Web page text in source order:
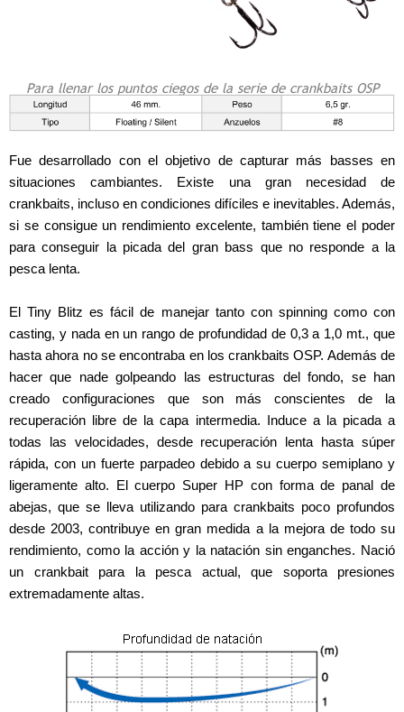
Para llenar los puntos ciegos de la serie de crankbaits OSP
Fue desarrollado con el objetivo de capturar más basses en
situaciones cambiantes. Existe una gran necesidad de
crankbaits, incluso en condiciones difíciles e inevitables. Además,
si se consigue un rendimiento excelente, también tiene el poder
para conseguir la picada del gran bass que no responde a la
pesca lenta.
El Tiny Blitz es fácil de manejar tanto con spinning como con
casting, y nada en un rango de profundidad de 0,3 a 1,0 mt., que
hasta ahora no se encontraba en los crankbaits OSP. Además de
hacer que nade golpeando las estructuras del fondo, se han
creado configuraciones que son más conscientes de la
recuperación libre de la capa intermedia. Induce a la picada a
todas las velocidades, desde recuperación lenta hasta súper
rápida, con un fuerte parpadeo debido a su cuerpo semiplano y
ligeramente alto. El cuerpo Super HP con forma de panal de
abejas, que se lleva utilizando para crankbaits poco profundos
desde 2003, contribuye en gran medida a la mejora de todo su
rendimiento, como la acción y la natación sin enganches. Nació
un crankbait para la pesca actual, que soporta presiones
extremadamente altas.